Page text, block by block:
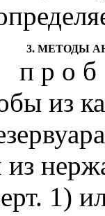
3. МЕТОДЫ
р о б
из
1)